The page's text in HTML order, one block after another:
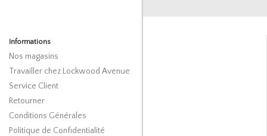
Informations
Nos magasins
Travailler chez Lockwood Avenue
Service Client
Retourner
Conditions Générales
Politique de Confidentialité